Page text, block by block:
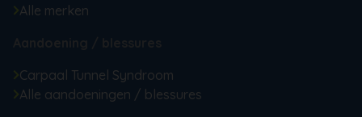
Alle merken
Carpaal Tunnel Syndroom
Alle aandoeningen / blessures